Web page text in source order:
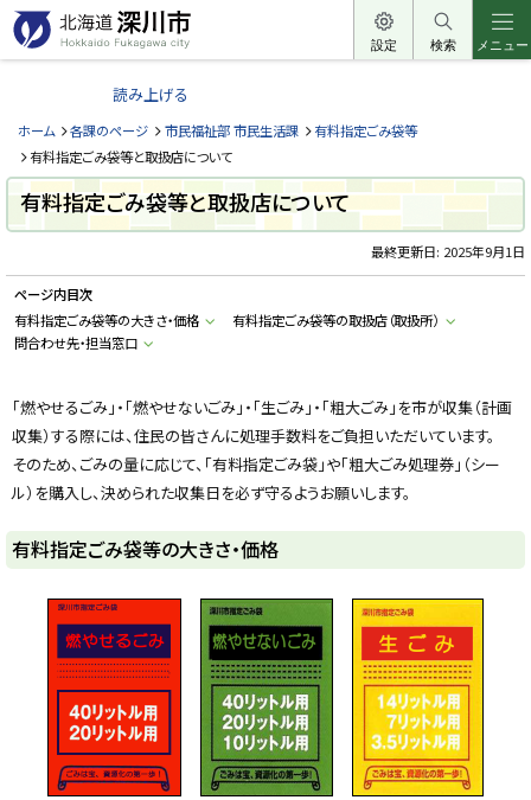
本
文
へ
ー
北
道
深
川
市
H
k
a
d
o
a
g
a
w
c
t
y
設定 検索 メニュー
読み上げる
ホーム 各課のページ 市民福祉部 市民生活課
有料指定ごみ袋等
有料指定ごみ袋等と取扱店について
有料指定ごみ袋等と取扱店について
最終更新日: 2025年9月1日
ページ内目次
有料指定ごみ袋等の大きさ・価格
有料指定ごみ袋等の取扱店（取扱所）
問合わせ先・担当窓口
「燃やせるごみ」・「燃やせないごみ」・「生ごみ」・「粗大ごみ」を市が収集（計画
収集）する際には、住民の皆さんに処理手数料をご負担いただいています。
そのため、ごみの量に応じて、「有料指定ごみ袋」や「粗大ごみ処理券」（シー
ル）を購入し、決められた収集日を必ず守るようお願いします。
有料指定ごみ袋等の大きさ・価格